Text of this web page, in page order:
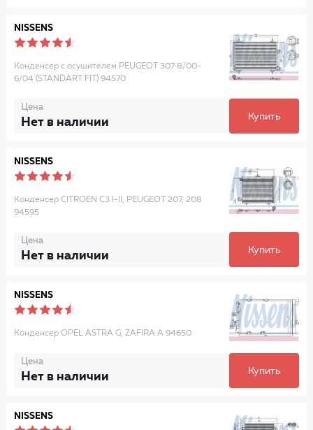
NISSENS
Конденсер с осушителем PEUGEOT 307 8/00-
6/04 (STANDART FIT) 94570
Цена
Нет в наличии Купить
NISSENS
Конденсер CITROEN C3 I-II, PEUGEOT 207, 208
94595
Цена
Нет в наличии Купить
NISSENS
Конденсер OPEL ASTRA G, ZAFIRA A 94650
Цена
Нет в наличии Купить
NISSENS